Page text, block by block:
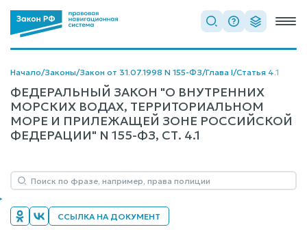
Начало/Законы/Закон от 31.07.1998 N 155-ФЗ/Глава I/Статья 4.1
ФЕДЕРАЛЬНЫЙ ЗАКОН "О ВНУТРЕННИХ
МОРСКИХ ВОДАХ, ТЕРРИТОРИАЛЬНОМ
МОРЕ И ПРИЛЕЖАЩЕЙ ЗОНЕ РОССИЙСКОЙ
ФЕДЕРАЦИИ" N 155-ФЗ, СТ. 4.1
ССЫЛКА НА ДОКУМЕНТ